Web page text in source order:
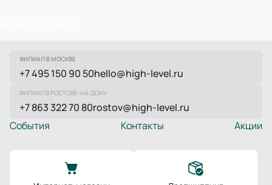
ФИЛИАЛ В МОСКВЕ
+7 495 150 90 50hello@high-level.ru
ФИЛИАЛ В РОСТОВЕ-НА-ДОНУ
+7 863 322 70 80rostov@high-level.ru
Акции
События Контакты